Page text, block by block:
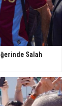
Salah